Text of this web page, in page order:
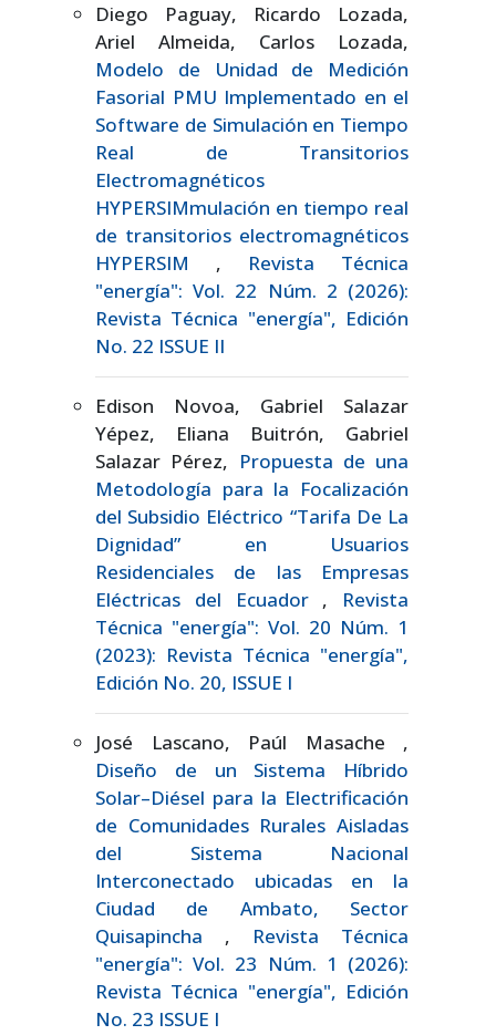
Diego Paguay, Ricardo Lozada,
Ariel Almeida, Carlos Lozada,
Modelo de Unidad de Medición
Fasorial PMU Implementado en el
Software de Simulación en Tiempo
Real de Transitorios
Electromagnéticos
HYPERSIMmulación en tiempo real
de transitorios electromagnéticos
HYPERSIM , Revista Técnica
"energía": Vol. 22 Núm. 2 (2026):
Revista Técnica "energía", Edición
No. 22 ISSUE II
Edison Novoa, Gabriel Salazar
Yépez, Eliana Buitrón, Gabriel
Salazar Pérez, Propuesta de una
Metodología para la Focalización
del Subsidio Eléctrico “Tarifa De La
Dignidad” en Usuarios
Residenciales de las Empresas
Eléctricas del Ecuador , Revista
Técnica "energía": Vol. 20 Núm. 1
(2023): Revista Técnica "energía",
Edición No. 20, ISSUE I
José Lascano, Paúl Masache ,
Diseño de un Sistema Híbrido
Solar–Diésel para la Electrificación
de Comunidades Rurales Aisladas
del Sistema Nacional
Interconectado ubicadas en la
Ciudad de Ambato, Sector
Quisapincha , Revista Técnica
"energía": Vol. 23 Núm. 1 (2026):
Revista Técnica "energía", Edición
No. 23 ISSUE I